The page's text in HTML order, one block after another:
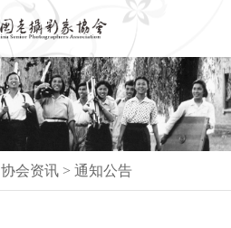
协会资讯> 通知公告